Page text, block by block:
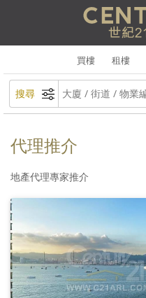
買樓 租樓
搜尋
代理推介
地產代理專家推介